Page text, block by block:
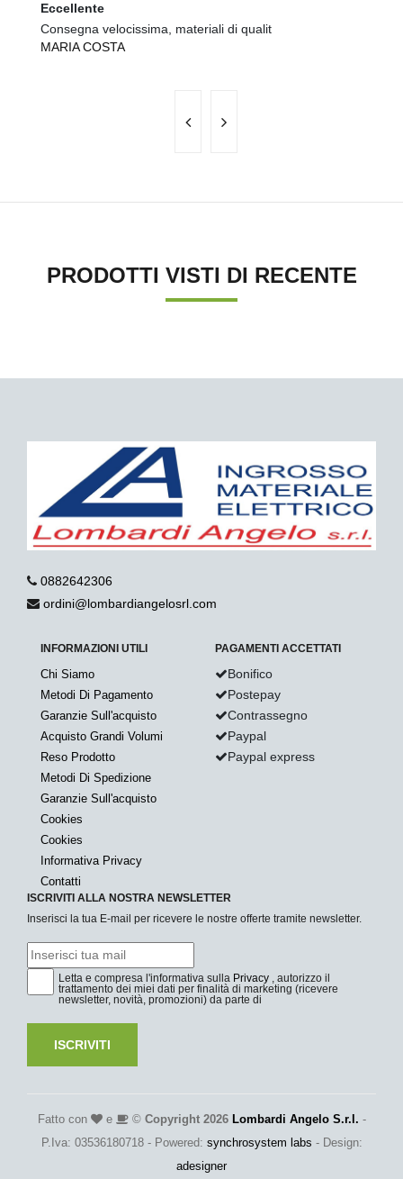
Eccellente
Consegna velocissima, materiali di qualit
MARIA COSTA
PRODOTTI VISTI DI RECENTE
0882642306
ordini@lombardiangelosrl.com
INFORMAZIONI UTILI
Chi Siamo
Metodi Di Pagamento
Garanzie Sull'acquisto
Acquisto Grandi Volumi
Reso Prodotto
Metodi Di Spedizione
Garanzie Sull'acquisto
Cookies
Cookies
Informativa Privacy
Contatti
PAGAMENTI ACCETTATI
Bonifico
Postepay
Contrassegno
Paypal
Paypal express
ISCRIVITI ALLA NOSTRA NEWSLETTER
Inserisci la tua E-mail per ricevere le nostre offerte tramite newsletter.
Letta e compresa l'informativa sulla Privacy , autorizzo il
trattamento dei miei dati per finalità di marketing (ricevere
newsletter, novità, promozioni) da parte di
ISCRIVITI
Fatto con e © Copyright 2026 Lombardi Angelo S.r.l. -
P.Iva: 03536180718 - Powered: synchrosystem labs - Design:
adesigner